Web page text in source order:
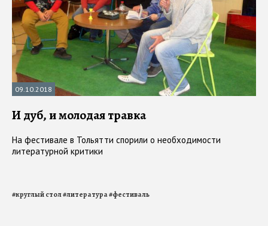
09.10.2018
И дуб, и молодая травка
На фестивале в Тольятти спорили о необходимости
литературной критики
#круглый стол#литература#фестиваль